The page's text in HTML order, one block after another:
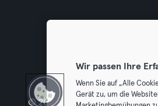
© 2026 Urban Sports Group
Wir passen Ihre
Wenn Sie auf „Alle
Gerät zu, um die